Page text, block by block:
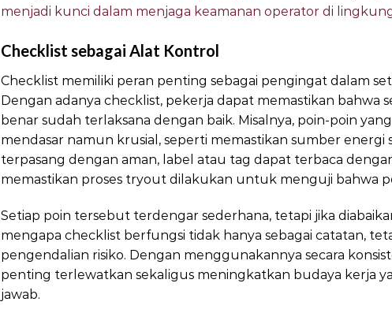
menjadi kunci dalam menjaga keamanan operator di
Checklist sebagai Alat Kontrol
Checklist memiliki peran penting sebagai pengingat dalam
Dengan adanya checklist, pekerja dapat memastikan bahwa
benar sudah terlaksana dengan baik. Misalnya, poin-poin
mendasar namun krusial, seperti memastikan sumber
terpasang dengan aman, label atau tag dapat terbaca
memastikan proses tryout dilakukan untuk menguji bahwa
Setiap poin tersebut terdengar sederhana, tetapi jika
mengapa checklist berfungsi tidak hanya sebagai catatan,
pengendalian risiko. Dengan menggunakannya secara
penting terlewatkan sekaligus meningkatkan budaya kerja
jawab.